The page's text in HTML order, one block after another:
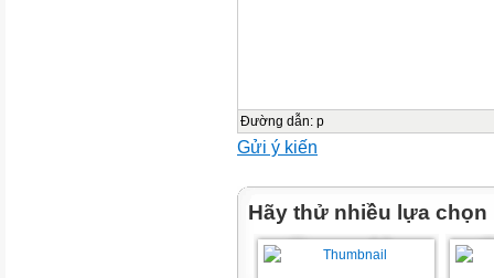
Đường dẫn: p
Gửi ý kiến
Hãy thử nhiều lựa chọn